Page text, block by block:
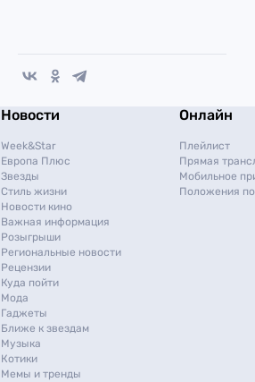
Новости
Week&Star
Европа Плюс
Звезды
Стиль жизни
Новости кино
Важная информация
Розыгрыши
Региональные новости
Рецензии
Куда пойти
Мода
Гаджеты
Ближе к звездам
Музыка
Котики
Мемы и тренды
Онлайн
Плейлист
Прямая
Мобильное
Положения